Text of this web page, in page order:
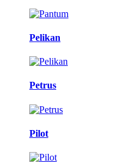
Pelikan
Petrus
Pilot